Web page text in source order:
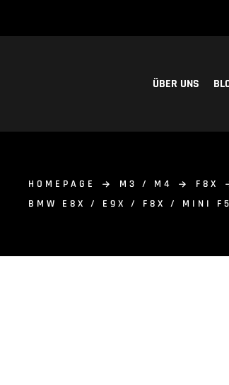
ÜBER UNS
HOMEPAGE M3 / M4 F8X
BMW E8X / E9X / F8X / MINI